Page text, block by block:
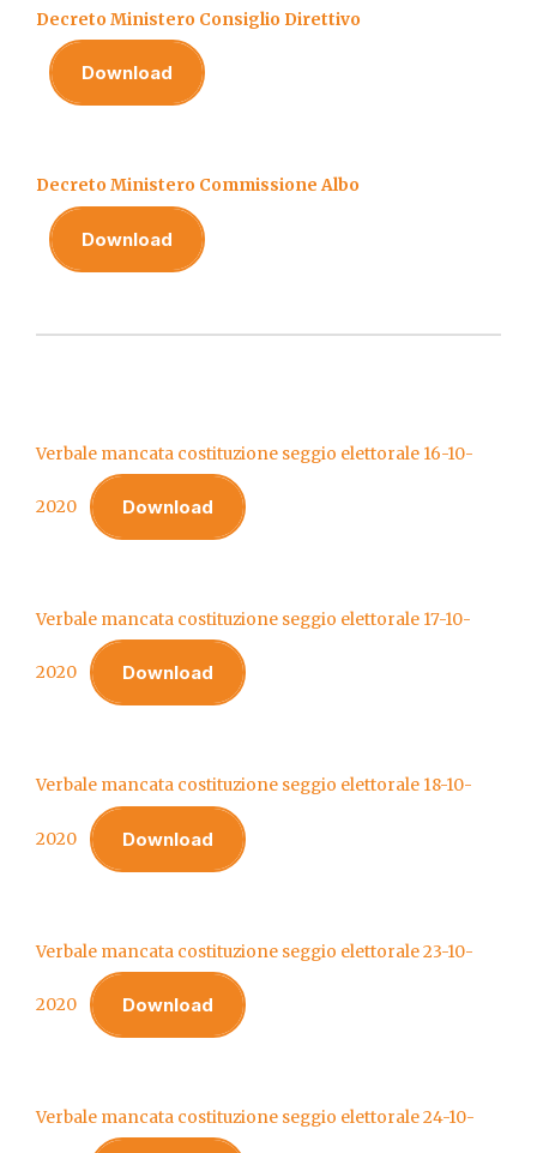
Decreto Ministero Consiglio Direttivo
Download
Decreto Ministero Commissione Albo
Download
Verbale mancata costituzione seggio elettorale 16-10-
2020 Download
Verbale mancata costituzione seggio elettorale 17-10-
2020 Download
Verbale mancata costituzione seggio elettorale 18-10-
2020 Download
Verbale mancata costituzione seggio elettorale 23-10-
2020 Download
Verbale mancata costituzione seggio elettorale 24-10-